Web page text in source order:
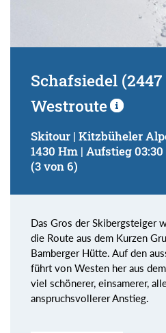
Schafsiedel
Westroute
Skitour | Kitzbüheler
1430 Hm | Aufstieg
(3 von 6)
Das Gros der Skibergsteiger
die Route aus dem Kurzen
Bamberger Hütte. Auf den
führt von Westen her aus
viel schönerer, einsamerer,
anspruchsvollerer Anstieg.